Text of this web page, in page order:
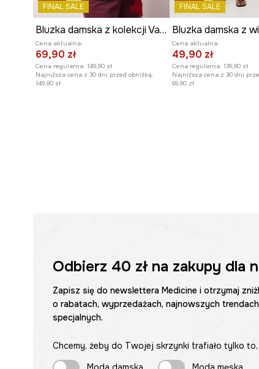
FINAL SALE
Bluzka damska z kolekcji Valentine’s Day
Cena aktualna:
69,90 zł
Cena regularna: 149,90 zł
Najniższa cena z 30 dni przed obniżką:
149,90 zł
FINAL SALE
Bluzka damska z
Cena aktualna:
49,90 zł
Cena regularna: 139,90 zł
Najniższa cena z 30 dni
69,90 zł
Odbierz 40 złna zakupy dla
Zapisz się do newslettera Medicine i otrzymaj
o rabatach, wyprzedażach, najnowszych
specjalnych.
Chcemy, żeby do Twojej skrzynki trafiało tylko